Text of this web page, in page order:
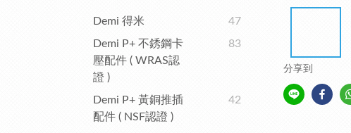
Demi 得米
47
Demi P+ 不銹鋼卡
壓配件 ( WRAS認
證 )
83
Demi P+ 黃銅推插
配件 ( NSF認證 )
42
分享到